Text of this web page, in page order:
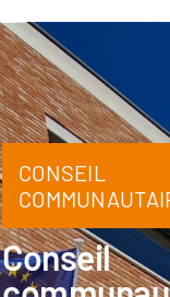
CONSEIL
Conseil